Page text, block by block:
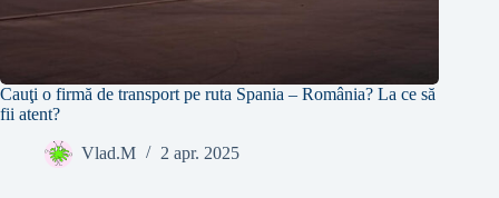
Cauţi o firmă de transport pe ruta Spania – România? La ce să
fii atent?
Vlad.M 2 apr. 2025